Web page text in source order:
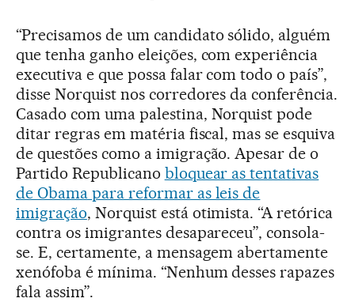
“Precisamos de um candidato sólido, alguém
que tenha ganho eleições, com experiência
executiva e que possa falar com todo o país”,
disse Norquist nos corredores da conferência.
Casado com uma palestina, Norquist pode
ditar regras em matéria fiscal, mas se esquiva
de questões como a imigração. Apesar de o
Partido Republicano bloquear as tentativas
de Obama para reformar as leis de
imigração, Norquist está otimista. “A retórica
contra os imigrantes desapareceu”, consola-
se. E, certamente, a mensagem abertamente
xenófoba é mínima. “Nenhum desses rapazes
fala assim”.